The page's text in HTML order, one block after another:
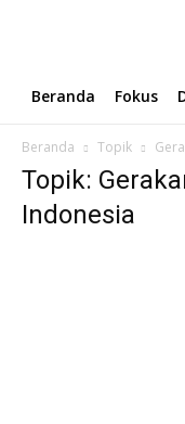
Beranda Fokus
Beranda Topik
Topik:
Indonesia